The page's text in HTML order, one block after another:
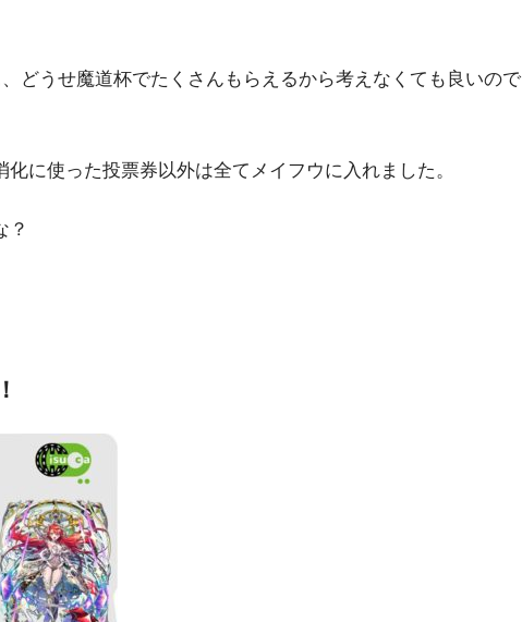
どうせ魔道杯でたくさんもらえるから考えなくても良いので
に使った投票券以外は全てメイフウに入れました。
？